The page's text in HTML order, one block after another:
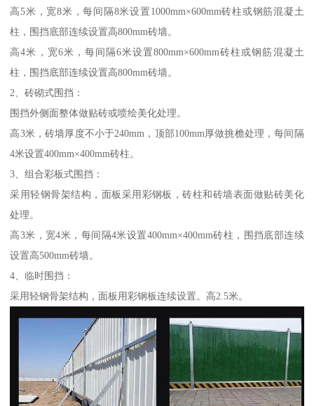
高5米，宽8米，每间隔8米设置1000mm×600mm砖柱或钢筋混凝土
柱，围挡底部连续设置高800mm砖墙。
高4米，宽6米，每间隔6米设置800mm×600mm砖柱或钢筋混凝土
柱，围挡底部连续设置高800mm砖墙。
2、砖砌式围挡：
围挡外侧面整体做贴砖或喷绘美化处理。
高3米，砖墙厚度不小于240mm，顶部100mm厚做挑檐处理，每间隔
4米设置400mm×400mm砖柱。
3、组合彩板式围挡：
采用轻钢骨架结构，面板采用彩钢板，砖柱和砖墙表面做贴砖美化
处理。
高3米，宽4米，每间隔4米设置400mm×400mm砖柱，围挡底部连续
设置高500mm砖墙。
4、临时围挡：
采用轻钢骨架结构，面板用彩钢板连续设置。高2.5米。